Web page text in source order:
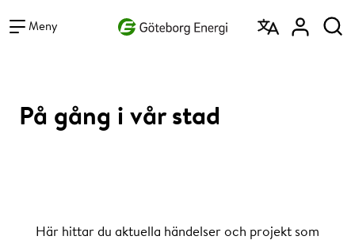
Meny
På gång i vår stad
Här hittar du aktuella händelser och projekt som